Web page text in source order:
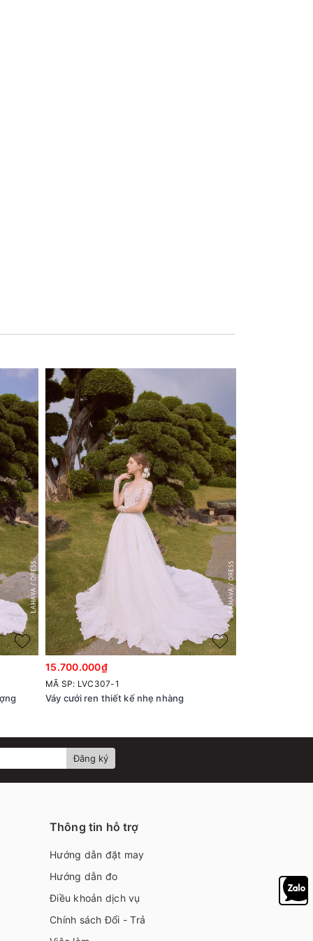
15.700.000₫
MÃ SP: LVC307-1
Váy cưới ren thiết kế nhẹ nhàng
Đăng ký
Thông tin hỗ trợ
Hướng dẫn đặt may
Hướng dẫn đo
Điều khoản dịch vụ
Chính sách Đổi - Trả